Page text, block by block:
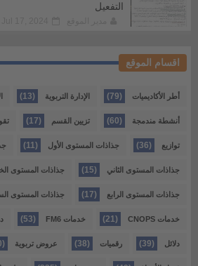
التفعيل
اقسام الموقع
أطر الأكاديميات (79) الإدارة التربوية (13)
أنشطة مندمجة (60) تزيين القسم (17)
توازيع (36) جذاذات المستوى الأول (11)
جذاذات المستوى الثاني (15) جذاذات المستوى
جذاذات المستوى الرابع (17) جذاذات المستوى
خدمات CNOPS (21) خدمات FM6 (53)
دلائل (39) رقميات (38) عروض تربوية